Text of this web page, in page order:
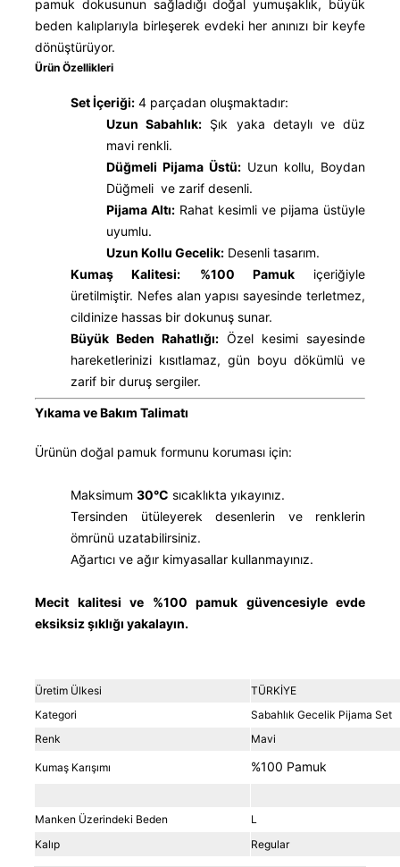
pamuk dokusunun sağladığı doğal yumuşaklık, büyük
beden kalıplarıyla birleşerek evdeki her anınızı bir keyfe
dönüştürüyor.
Ürün Özellikleri
Set İçeriği: 4 parçadan oluşmaktadır:
Uzun Sabahlık: Şık yaka detaylı ve düz
mavi renkli.
Düğmeli Pijama Üstü: Uzun kollu, Boydan
Düğmeli ve zarif desenli.
Pijama Altı: Rahat kesimli ve pijama üstüyle
uyumlu.
Uzun Kollu Gecelik: Desenli tasarım.
Kumaş Kalitesi:
%100 Pamukiçeriğiyle
üretilmiştir. Nefes alan yapısı sayesinde terletmez,
cildinize hassas bir dokunuş sunar.
Büyük Beden Rahatlığı: Özel kesimi sayesinde
hareketlerinizi kısıtlamaz, gün boyu dökümlü ve
zarif bir duruş sergiler.
Yıkama ve Bakım Talimatı
Ürünün doğal pamuk formunu koruması için:
Maksimum 30°C sıcaklıkta yıkayınız.
Tersinden ütüleyerek desenlerin ve renklerin
ömrünü uzatabilirsiniz.
Ağartıcı ve ağır kimyasallar kullanmayınız.
Mecit kalitesi ve %100 pamuk güvencesiyle evde
eksiksiz şıklığı yakalayın.
Üretim Ülkesi
TÜRKİYE
Kategori
Sabahlık Gecelik Pijama Set
Renk
Mavi
Kumaş Karışımı %100 Pamuk
Manken Üzerindeki Beden
L
Kalıp
Regular